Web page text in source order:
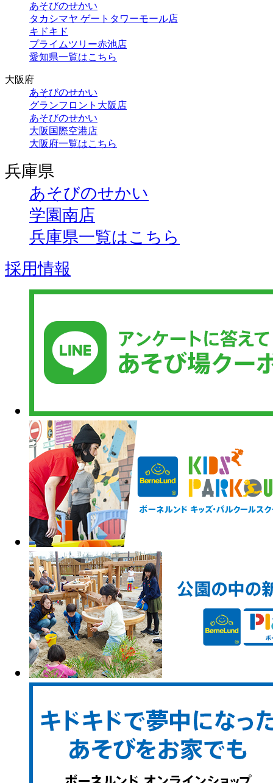
あそびのせかい
タカシマヤ ゲートタワーモール店
キドキド
プライムツリー赤池店
愛知県一覧はこちら
大阪府
あそびのせかい
グランフロント大阪店
あそびのせかい
大阪国際空港店
大阪府一覧はこちら
兵庫県
あそびのせかい
学園南店
兵庫県一覧はこちら
採用情報